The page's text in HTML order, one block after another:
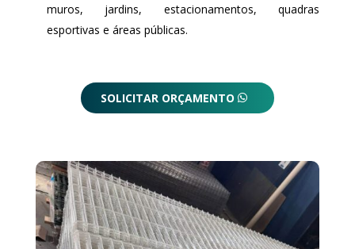
muros, jardins, estacionamentos, quadras
esportivas e áreas públicas.
SOLICITAR ORÇAMENTO